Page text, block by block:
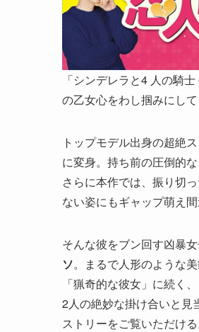
「シンデレラと4 人の騎
の乙女心をわし掴みにし
トップモデル出身の超絶
に変身。持ち前の圧倒的
さらに本作では、振り切
ない姿にもギャップ萌え間
そんな彼をブン回す凶暴
ソ。まるで人形のような
「猟奇的な彼女」に続く
2人の絶妙な掛け合いと見
ストリーをご覧いただける